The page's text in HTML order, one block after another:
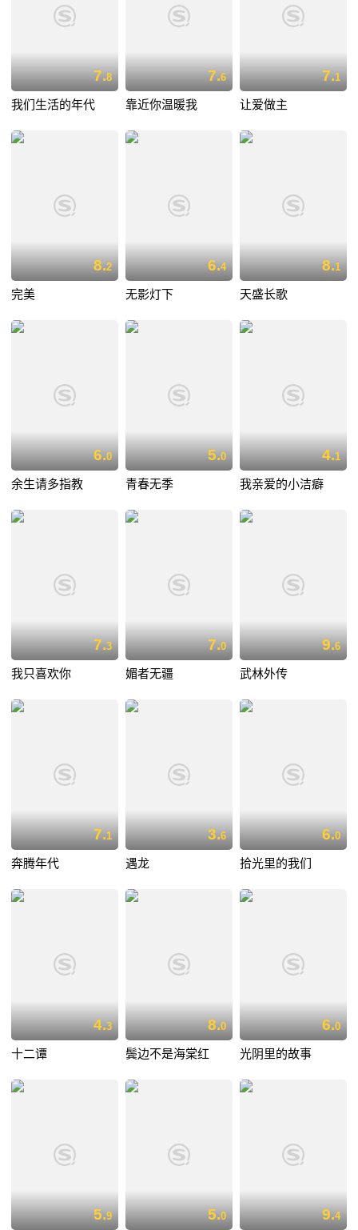
7.8
我们生活的年代
7.6
靠近你温暖我
7.1
让爱做主
8.2
完美
6.4
无影灯下
8.1
天盛长歌
6.0
余生请多指教
5.0
青春无季
4.1
我亲爱的小洁癖
7.3
我只喜欢你
7.0
媚者无疆
9.6
武林外传
7.1
奔腾年代
3.6
遇龙
6.0
拾光里的我们
4.3
十二谭
8.0
鬓边不是海棠红
6.0
光阴里的故事
5.9 5.0 9.4